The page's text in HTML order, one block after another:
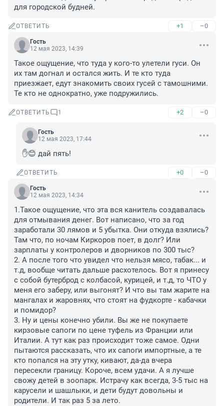
для городской будней.
ОТВЕТИТЬ +1 –0
Гость
12 мая 2023, 14:39
Такое ощущение, что туда у кого-то улетели гуси. Он
их там догнал и остался жить. И те кто туда
приезжает, едут знакомить своих гусей с тамошними.
Те кто не однократно, уже подружились.
ОТВЕТИТЬ 1 +2 –0
Гость
12 мая 2023, 17:44
✋😊 дай пять!
ОТВЕТИТЬ +0 –0
Гость
12 мая 2023, 14:34
1.Такое ощущение, что эта вся канитель создавалась
для отмывания денег. Вот написано, что за год
заработали 30 лямов и 5 убытка. Они откуда взялись?
Там что, по ночам Киркоров поет, в долг? Или
зарплаты у контролеров и дворников по 300 тыс?
2. А после того что увидел что нельзя мясо, табак... и
т.д, вообще читать дальше расхотелось. Вот я принесу
с собой бутерброд с колбасой, курицей, и т.д, то ЧТО у
меня его заберу, или выгонят? И что вы там жарите на
мангалах и жаровнях, что стоят на фудкорте - кабачки
и помидор?
3. Ну и цены конечно убили. Вы же не покупаете
кирзовые сапоги по цене туфель из Франции или
Италии. А тут как раз происходит тоже самое. Одни
пытаются рассказать, что их сапоги импортные, а те
кто попался на эту утку, кивают, да-да вчера
пересекли границу. Короче, всем удачи. А я лучше
свожу детей в зоопарк. Истрачу как всегда, 3-5 тыс на
карусели и шашлыки, и дети будут довольны и
родители. И так раз 5 за лето.